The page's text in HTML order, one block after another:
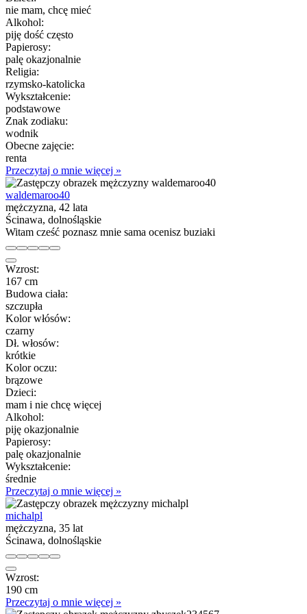
nie mam, chcę mieć
Alkohol:
piję dość często
Papierosy:
palę okazjonalnie
Religia:
rzymsko-katolicka
Wykształcenie:
podstawowe
Znak zodiaku:
wodnik
Obecne zajęcie:
renta
Przeczytaj o mnie więcej »
waldemaroo40
mężczyzna, 42 lata
Ścinawa, dolnośląskie
Witam cześć poznasz mnie sama ocenisz buziaki
Wzrost:
167 cm
Budowa ciała:
szczupła
Kolor włósów:
czarny
Dł. włosów:
krótkie
Kolor oczu:
brązowe
Dzieci:
mam i nie chcę więcej
Alkohol:
piję okazjonalnie
Papierosy:
palę okazjonalnie
Wykształcenie:
średnie
Przeczytaj o mnie więcej »
michalpl
mężczyzna, 35 lat
Ścinawa, dolnośląskie
Wzrost:
190 cm
Przeczytaj o mnie więcej »